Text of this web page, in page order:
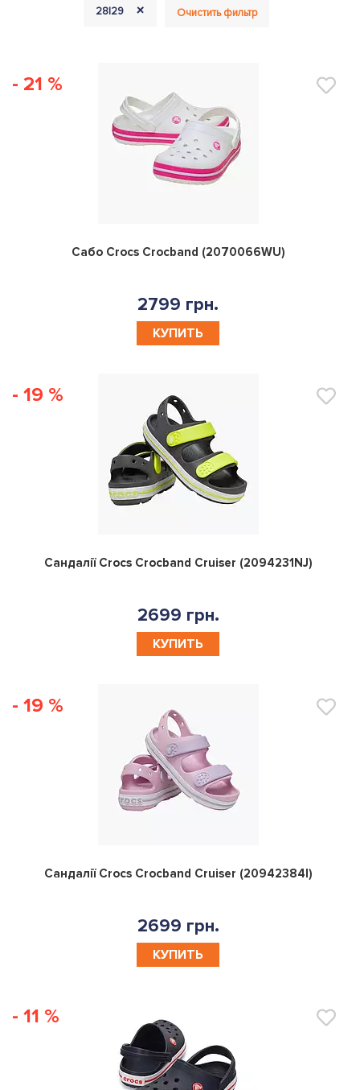
28|29 + Очистить фильтр
- 21 %
0
Сабо Crocs Crocband (2070066WU)
2799 грн.
КУПИТЬ
- 19 %
0
Сандалії Crocs Crocband Cruiser (2094231NJ)
2699 грн.
КУПИТЬ
- 19 %
0
Сандалії Crocs Crocband Cruiser (20942384I)
2699 грн.
КУПИТЬ
- 11 %